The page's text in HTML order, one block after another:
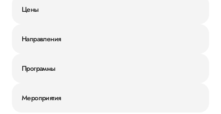
Цены
Направления
Программы
Мероприятия